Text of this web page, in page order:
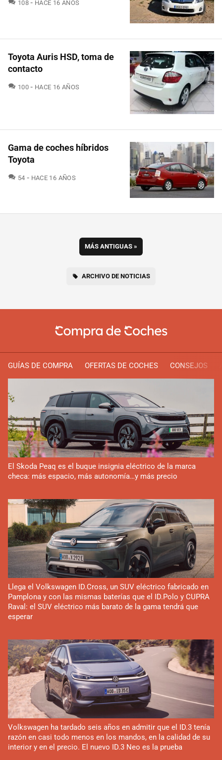
108 HACE 16 AÑOS
Toyota Auris HSD, toma de
contacto
100COMENTARIOS
HACE 16 AÑOS
Gama de coches híbridos
Toyota
54 COMENTARIOS
HACE 16 AÑOS
MÁS ANTIGUAS »
ARCHIVO DE NOTICIAS
GUÍAS DE COMPRA OFERTAS DE COCHES CONSEJOS
El Skoda Peaq es el buque insignia eléctrico de la marca
checa: más espacio, más autonomía…y más precio
Llega el Volkswagen ID.Cross, un SUV eléctrico fabricado en
Pamplona y con las mismas baterías que el ID.Polo y CUPRA
Raval: el SUV eléctrico más barato de la gama tendrá que
esperar
Volkswagen ha tardado seis años en admitir que el ID.3 tenía
razón en casi todo menos en los mandos, en la calidad de su
interior y en el precio. El nuevo ID.3 Neo es la prueba